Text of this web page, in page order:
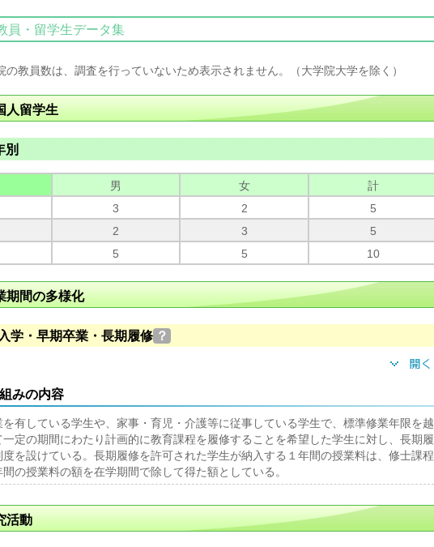
員・留学生データ集
の教員数は、調査を行っていないため表示されません。（大学院大学を除く）
人留学生
別
男 女
計
3 2
5
2 3
5
5 5 10
期間の多様化
学・早期卒業・長期履修 ？
みの内容
を有している学生や、家事・育児・介護等に従事している学生で、標準修業年限を越
一定の期間にわたり計画的に教育課程を履修することを希望した学生に対し、長期履
度を設けている。長期履修を許可された学生が納入する１年間の授業料は、修士課程
間の授業料の額を在学期間で除して得た額としている。
活動